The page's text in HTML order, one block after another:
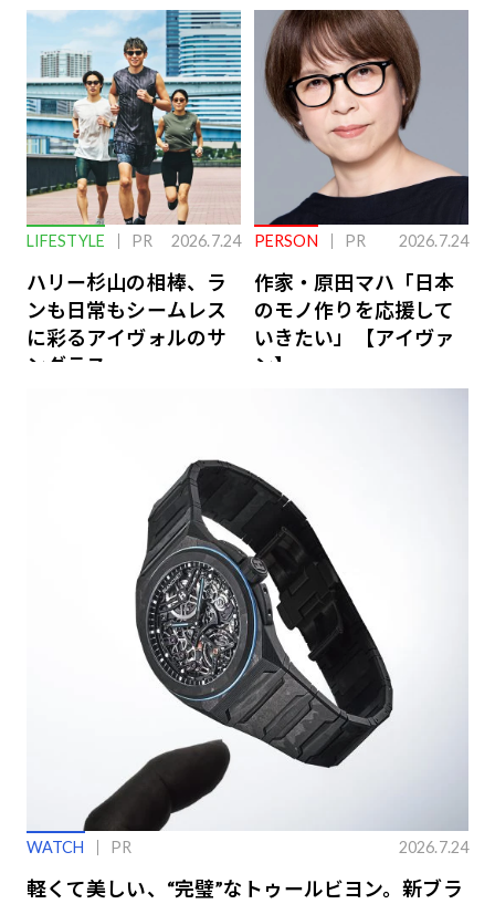
下を救う、脳のインナ
ーケアとは
LIFESTYLE PR 2026.7.24
ハリー杉山の相棒、ラ
ンも日常もシームレス
に彩るアイヴォルのサ
ングラス
PERSON PR 2026.7.24
作家・原田マハ「日本
のモノ作りを応援して
いきたい」【アイヴァ
ン】
WATCH PR 2026.7.24
軽くて美しい、“完璧”なトゥールビヨン。新ブラ